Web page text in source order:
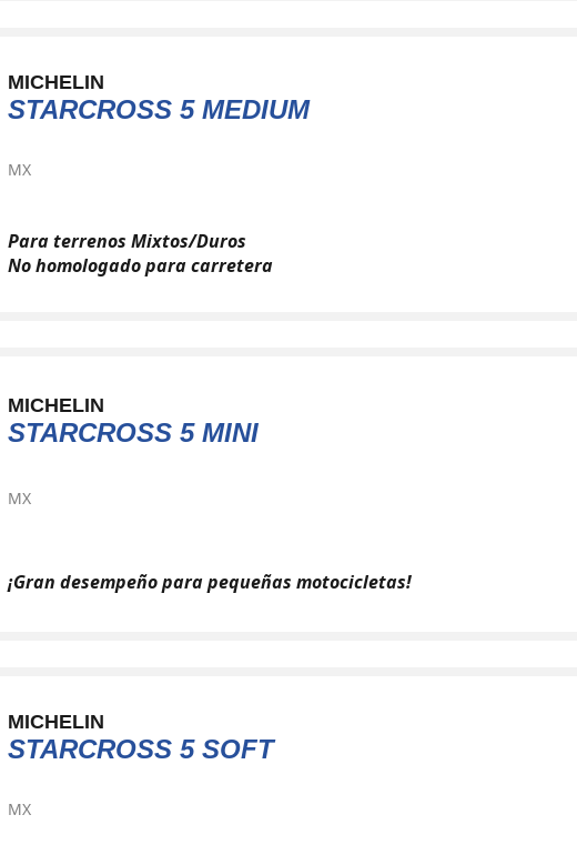
MICHELIN
STARCROSS 5 MEDIUM
MX
Para terrenos Mixtos/Duros
No homologado para carretera
MICHELIN
STARCROSS 5 MINI
MX
¡Gran desempeño para pequeñas motocicletas!
MICHELIN
STARCROSS 5 SOFT
MX